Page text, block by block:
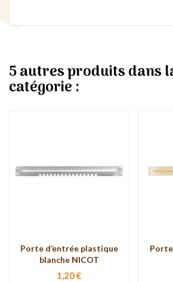
5 autres produits dans
catégorie :
Porte d’entrée plastique
blanche NICOT
1,20 €